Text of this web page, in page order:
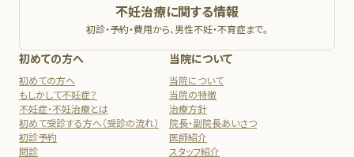
不妊治療に関する情報
初診・予約・費用から、男性不妊・不育症まで。
初めての方へ
初めての方へ
もしかして不妊症？
不妊症・不妊治療とは
初めて受診する方へ（受診の流れ）
初診予約
問診
当院について
当院について
当院の特徴
治療方針
院長・副院長あいさつ
医師紹介
スタッフ紹介